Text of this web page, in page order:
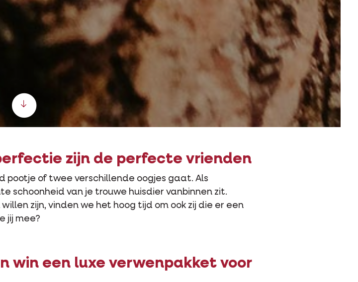
Scroll down
zijn de perfecte vrienden
pootje of twee verschillende oogjes gaat. Als
schoonheid van je trouwe huisdier vanbinnen zit.
zijn, vinden we het hoog tijd om ook zij die er een
jij mee?
win een luxe verwenpakket voor